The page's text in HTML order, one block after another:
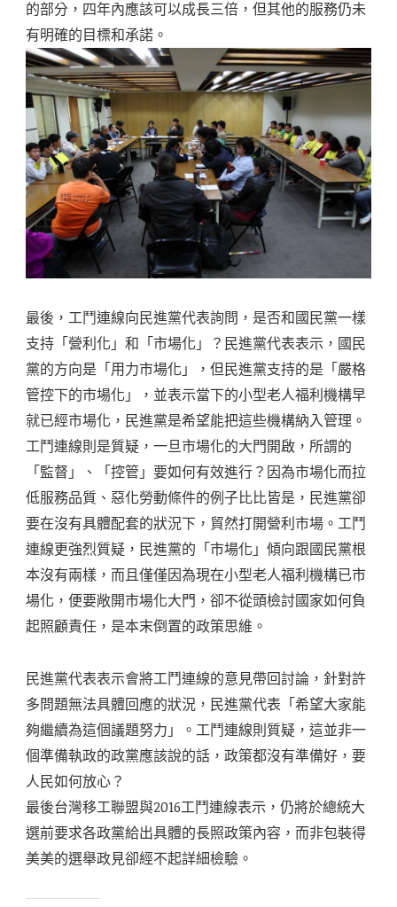
的部分，四年內應該可以成長三倍，但其他的服務仍未
有明確的目標和承諾。
最後，工鬥連線向民進黨代表詢問，是否和國民黨一樣
支持「營利化」和「市場化」？民進黨代表表示，國民
黨的方向是「用力市場化」，但民進黨支持的是「嚴格
管控下的市場化」，並表示當下的小型老人福利機構早
就已經市場化，民進黨是希望能把這些機構納入管理。
工鬥連線則是質疑，一旦市場化的大門開啟，所謂的
「監督」、「控管」要如何有效進行？因為市場化而拉
低服務品質、惡化勞動條件的例子比比皆是，民進黨卻
要在沒有具體配套的狀況下，貿然打開營利市場。工鬥
連線更強烈質疑，民進黨的「市場化」傾向跟國民黨根
本沒有兩樣，而且僅僅因為現在小型老人福利機構已市
場化，便要敞開市場化大門，卻不從頭檢討國家如何負
起照顧責任，是本末倒置的政策思維。
民進黨代表表示會將工鬥連線的意見帶回討論，針對許
多問題無法具體回應的狀況，民進黨代表「希望大家能
夠繼續為這個議題努力」。工鬥連線則質疑，這並非一
個準備執政的政黨應該說的話，政策都沒有準備好，要
人民如何放心？
最後台灣移工聯盟與2016工鬥連線表示，仍將於總統大
選前要求各政黨給出具體的長照政策內容，而非包裝得
美美的選舉政見卻經不起詳細檢驗。